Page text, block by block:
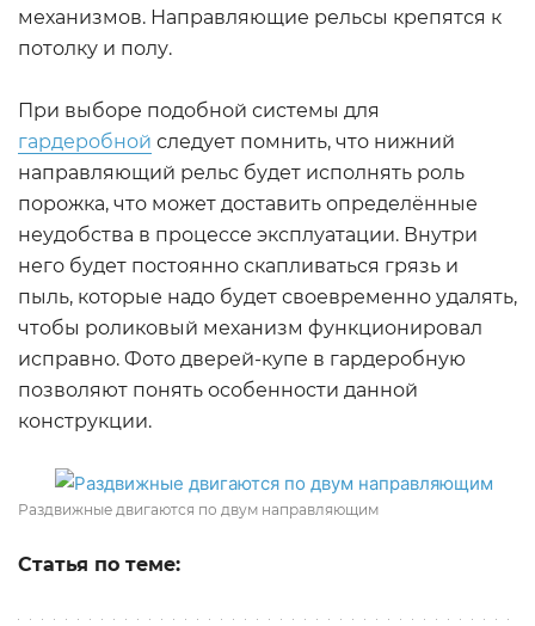
механизмов. Направляющие рельсы крепятся к
потолку и полу.
При выборе подобной системы для
гардеробной следует помнить, что нижний
направляющий рельс будет исполнять роль
порожка, что может доставить определённые
неудобства в процессе эксплуатации. Внутри
него будет постоянно скапливаться грязь и
пыль, которые надо будет своевременно удалять,
чтобы роликовый механизм функционировал
исправно. Фото дверей-купе в гардеробную
позволяют понять особенности данной
конструкции.
Раздвижные двигаются по двум направляющим
Статья по теме: